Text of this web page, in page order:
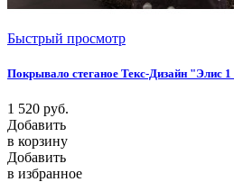
Быстрый просмотр
Покрывало стеганое Текс-Дизайн "Элис
1 520 руб.
Добавить
в корзину
Добавить
в избранное